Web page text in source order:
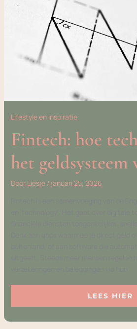
Lifestyle en inspiratie
Fintech: hoe
het geldsysteem
Door Liesje / januari 25, 2026
VERANDERT
LEES HIER